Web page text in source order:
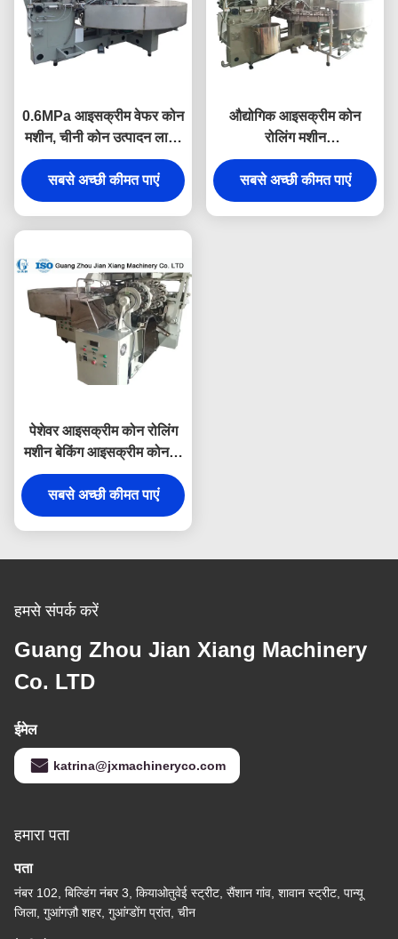
0.6MPa आइसक्रीम वेफर कोन
मशीन, चीनी कोन उत्पादन लाइन
फील्ड स्थापना
सबसे अच्छी कीमत पाएं
औद्योगिक आइसक्रीम कोन
रोलिंग मशीन
L3.2xW2.7xH2.1M एक
साल की वारंटी
सबसे अच्छी कीमत पाएं
पेशेवर आइसक्रीम कोन रोलिंग
मशीन बेकिंग आइसक्रीम कोन के
लिए
सबसे अच्छी कीमत पाएं
हमसे संपर्क करें
Guang Zhou Jian Xiang Machinery
Co. LTD
ईमेल
katrina@jxmachineryco.com
हमारा पता
पता
नंबर 102, बिल्डिंग नंबर 3, कियाओतुवेई स्ट्रीट, सैंशान गांव, शावान स्ट्रीट, पान्यू
जिला, गुआंगज़ौ शहर, गुआंग्डोंग प्रांत, चीन